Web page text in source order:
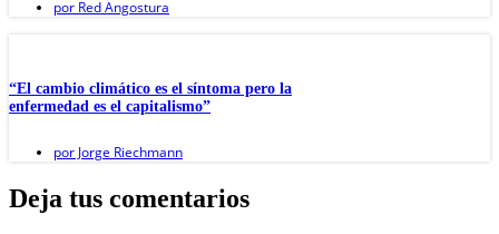
por Red Angostura
“El cambio climático es el síntoma pero la
enfermedad es el capitalismo”
por Jorge Riechmann
Deja tus comentarios